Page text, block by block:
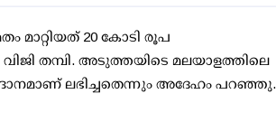
മാറ്റിയത് 20 കോടി രൂപ
തമ്പി. അടുത്തയിടെ മലയാളത്തിലെ
ലഭിച്ചതെന്നും അദേഹം പറഞ്ഞു.